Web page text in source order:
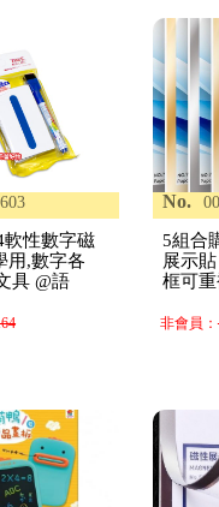
軟性數字磁
用,數字各
具 @語
No.
5組合
展示
框可
非會員：